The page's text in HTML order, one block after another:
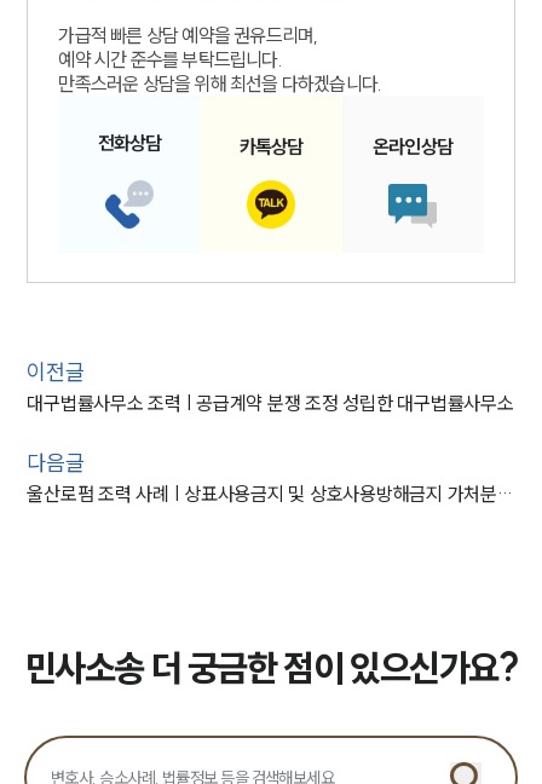
가급적 빠른 상담 예약을 권유드리며,
예약 시간 준수를 부탁드립니다.
만족스러운 상담을 위해 최선을 다하겠습니다.
전화상담 카톡상담 온라인상담
이전글
대구법률사무소 조력 | 공급계약 분쟁 조정 성립한 대구법률사무소
다음글
울산로펌 조력 사례 | 상표사용금지 및 상호사용방해금지 가처분 신청 받은 의뢰인 가처분 신청 기각
민사소송 더 궁금한 점이 있으신가요?